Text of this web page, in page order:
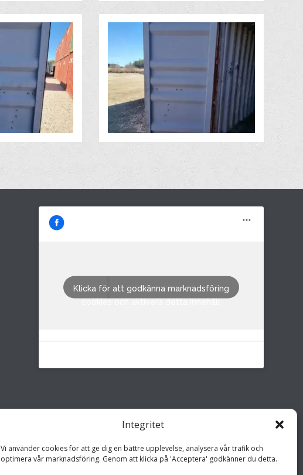
Integritet
Vi använder cookies för att ge dig en bättre upplevelse, analysera vår trafik och
optimera vår marknadsföring. Genom att klicka på 'Acceptera' godkänner du detta.
M&M i Fröland AB
Klicka för att godkänna marknadsföring